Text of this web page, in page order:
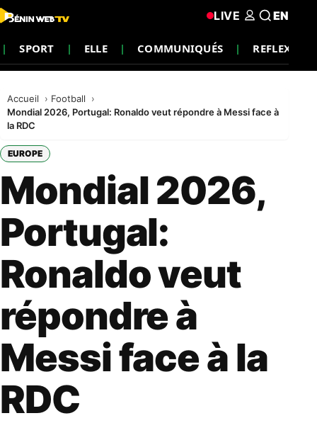
SPORT ELLE COMMUNIQUÉS REFLEXION
LIVE EN
Accueil
Football
Mondial 2026, Portugal: Ronaldo veut répondre à Messi face à
la RDC
EUROPE
Mondial 2026,
Portugal:
Ronaldo veut
répondre à
Messi face à la
RDC